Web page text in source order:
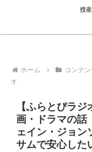
授
ホーム コンテ
オ
【ふらとぴラ
画・ドラマの話
ェイン・ジョン
サムで安心した